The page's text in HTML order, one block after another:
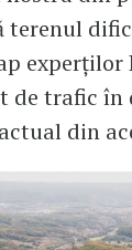
terenul
experților
de trafic în
din